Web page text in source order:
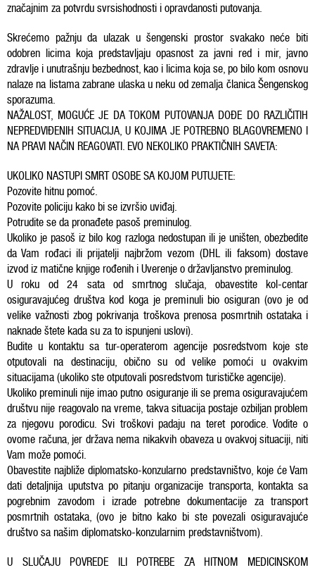
značajnim za potvrdu svrsishodnosti i opravdanosti putovanja.
Skrećemo pažnju da ulazak u šengenski prostor svakako neće biti
odobren licima koja predstavljaju opasnost za javni red i mir, javno
zdravlje i unutrašnju bezbednost, kao i licima koja se, po bilo kom osnovu
nalaze na listama zabrane ulaska u neku od zemalja članica Šengenskog
sporazuma.
NAŽALOST, MOGUĆE JE DA TOKOM PUTOVANJA DOĐE DO RAZLIČITIH
NEPREDVIĐENIH SITUACIJA, U KOJIMA JE POTREBNO BLAGOVREMENO I
NA PRAVI NAČIN REAGOVATI. EVO NEKOLIKO PRAKTIČNIH SAVETA:
UKOLIKO NASTUPI SMRT OSOBE SA KOJOM PUTUJETE:
Pozovite hitnu pomoć.
Pozovite policiju kako bi se izvršio uviđaj.
Potrudite se da pronađete pasoš preminulog.
Ukoliko je pasoš iz bilo kog razloga nedostupan ili je uništen, obezbedite
da Vam rođaci ili prijatelji najbržom vezom (DHL ili faksom) dostave
izvod iz matične knjige rođenih i Uverenje o državljanstvo preminulog.
U roku od 24 sata od smrtnog slučaja, obavestite kol-centar
osiguravajućeg društva kod koga je preminuli bio osiguran (ovo je od
velike važnosti zbog pokrivanja troškova prenosa posmrtnih ostataka i
naknade štete kada su za to ispunjeni uslovi).
Budite u kontaktu sa tur-operaterom agencije posredstvom koje ste
otputovali na destinaciju, obično su od velike pomoći u ovakvim
situacijama (ukoliko ste otputovali posredstvom turističke agencije).
Ukoliko preminuli nije imao putno osiguranje ili se prema osiguravajućem
društvu nije reagovalo na vreme, takva situacija postaje ozbiljan problem
za njegovu porodicu. Svi troškovi padaju na teret porodice. Vodite o
ovome računa, jer država nema nikakvih obaveza u ovakvoj situaciji, niti
Vam može pomoći.
Obavestite najbliže diplomatsko-konzularno predstavništvo, koje će Vam
dati detaljnija uputstva po pitanju organizacije transporta, kontakta sa
pogrebnim zavodom i izrade potrebne dokumentacije za transport
posmrtnih ostataka, (ovo je bitno kako bi ste povezali osiguravajuće
društvo sa našim diplomatsko-konzularnim predstavništvom).
U SLUČAJU POVREDE ILI POTREBE ZA HITNOM MEDICINSKOM